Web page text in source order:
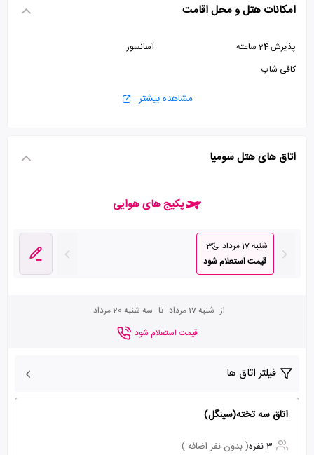
امکانات هتل و محل اقامت
پذیرش 24 ساعته
آسانسور
کافی شاپ
مشاهده بیشتر
اتاق های هتل سومیا
پکیج های هوایی
شنبه 17 مرداد
3
قیمت استعلام شود
از شنبه 17 مرداد تا سه شنبه 20 مرداد
قیمت استعلام شود
فیلتر اتاق ها
اتاق سه تخته(سینگل)
3 نفره
( بدون نفر اضافه )